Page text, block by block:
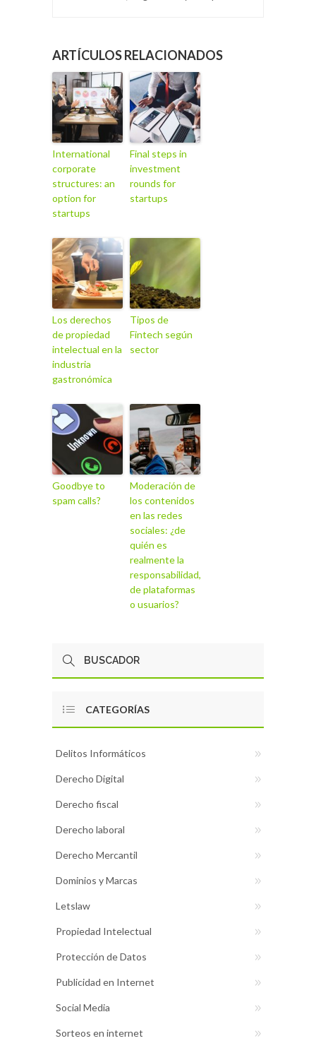
ARTÍCULOS RELACIONADOS
International
corporate
structures: an
option for
startups
Final steps in
investment
rounds for
startups
Los derechos
de propiedad
intelectual en la
industria
gastronómica
Tipos de
Fintech según
sector
Goodbye to
spam calls?
Moderación de
los contenidos
en las redes
sociales: ¿de
quién es
realmente la
responsabilidad,
de plataformas
o usuarios?
CATEGORÍAS
Delitos Informáticos
Derecho Digital
Derecho fiscal
Derecho laboral
Derecho Mercantil
Dominios y Marcas
Letslaw
Propiedad Intelectual
Protección de Datos
Publicidad en Internet
Social Media
Sorteos en internet